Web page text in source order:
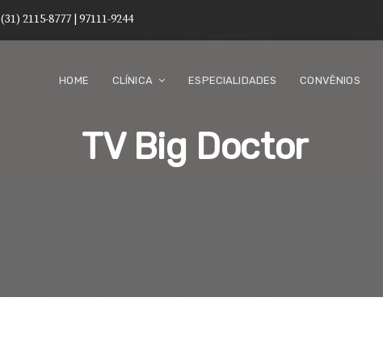
(31) 2115-8777 | 97111-9244
HOME CLÍNICA ESPECIALIDADES CONVÊNIOS
TV Big Doctor